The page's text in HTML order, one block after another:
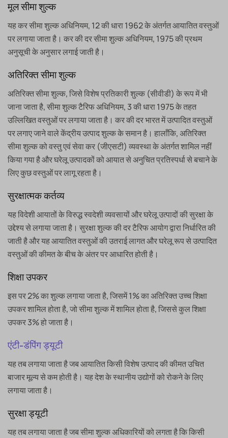
मूल सीमा शुल्क
यह कर सीमा शुल्क अधिनियम, 12 की धारा 1962 के अंतर्गत आयातित वस्तुओं
पर लगाया जाता है। कर की दर सीमा शुल्क अधिनियम, 1975 की प्रथम
अनुसूची के अनुसार लगाई जाती है।
अतिरिक्त सीमा शुल्क
अतिरिक्त सीमा शुल्क, जिसे विशेष प्रतिकारी शुल्क (सीवीडी) के रूप में भी
जाना जाता है, सीमा शुल्क टैरिफ अधिनियम, 3 की धारा 1975 के तहत
उल्लिखित वस्तुओं पर लगाया जाता है। कर की दर भारत में उत्पादित वस्तुओं
पर लगाए जाने वाले केंद्रीय उत्पाद शुल्क के समान है। हालाँकि, अतिरिक्त
सीमा शुल्क को वस्तु एवं सेवा कर (जीएसटी) व्यवस्था के अंतर्गत शामिल नहीं
किया गया है और घरेलू उत्पादकों को आयात से अनुचित प्रतिस्पर्धा से बचाने के
लिए कुछ वस्तुओं पर लागू रहता है।
सुरक्षात्मक कर्तव्य
यह विदेशी आयातों के विरुद्ध स्वदेशी व्यवसायों और घरेलू उत्पादों की सुरक्षा के
उद्देश्य से लगाया जाता है। सुरक्षा शुल्क की दर टैरिफ आयोग द्वारा निर्धारित की
जाती है और यह आयातित वस्तुओं की उतराई लागत और घरेलू रूप से उत्पादित
वस्तुओं की कीमत के बीच के अंतर पर आधारित होती है।
शिक्षा उपकर
इस पर 2% का शुल्क लगाया जाता है, जिसमें 1% का अतिरिक्त उच्च शिक्षा
उपकर शामिल होता है, जो सीमा शुल्क में शामिल होता है, जिससे कुल शिक्षा
उपकर 3% हो जाता है।
एंटी-डंपिंग ड्यूटी
यह तब लगाया जाता है जब आयातित किसी विशेष उत्पाद की कीमत उचित
बाजार मूल्य से कम होती है। यह देश के स्थानीय उद्योगों को रोकने के लिए
लगाया जाता है।
सुरक्षा ड्यूटी
यह तब लगाया जाता है जब सीमा शुल्क अधिकारियों को लगता है कि किसी